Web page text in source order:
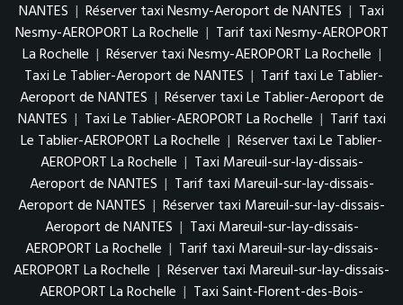
NANTES | Réserver taxi Nesmy-Aeroport de NANTES | Taxi
Nesmy-AEROPORT La Rochelle | Tarif taxi Nesmy-AEROPORT
La Rochelle | Réserver taxi Nesmy-AEROPORT La Rochelle |
Taxi Le Tablier-Aeroport de NANTES | Tarif taxi Le Tablier-
Aeroport de NANTES | Réserver taxi Le Tablier-Aeroport de
NANTES | Taxi Le Tablier-AEROPORT La Rochelle | Tarif taxi
Le Tablier-AEROPORT La Rochelle | Réserver taxi Le Tablier-
AEROPORT La Rochelle | Taxi Mareuil-sur-lay-dissais-
Aeroport de NANTES | Tarif taxi Mareuil-sur-lay-dissais-
Aeroport de NANTES | Réserver taxi Mareuil-sur-lay-dissais-
Aeroport de NANTES | Taxi Mareuil-sur-lay-dissais-
AEROPORT La Rochelle | Tarif taxi Mareuil-sur-lay-dissais-
AEROPORT La Rochelle | Réserver taxi Mareuil-sur-lay-dissais-
AEROPORT La Rochelle | Taxi Saint-Florent-des-Bois-